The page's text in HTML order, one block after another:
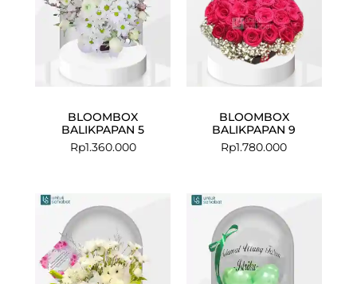
BLOOMBOX
BALIKPAPAN 5
Rp1.360.000
BLOOMBOX
BALIKPAPAN 9
Rp1.780.000